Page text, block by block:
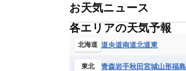
お天気ニュース
各エリアの天気予報
北海道 道央道南道北道東
東北 青森岩手秋田宮城山形福島